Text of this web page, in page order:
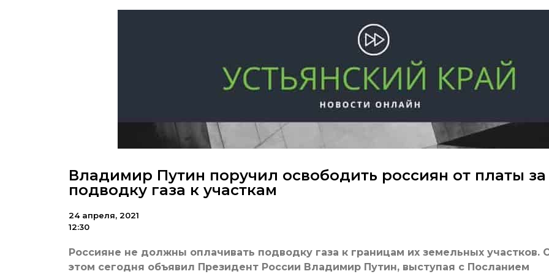
Владимир Путин поручил освободить россиян от платы за
подводку газа к участкам
24 апреля, 2021
12:30
Россияне не должны оплачивать подводку газа к границам их земельных участков.
этом сегодня объявил Президент России Владимир Путин, выступая с Посланием